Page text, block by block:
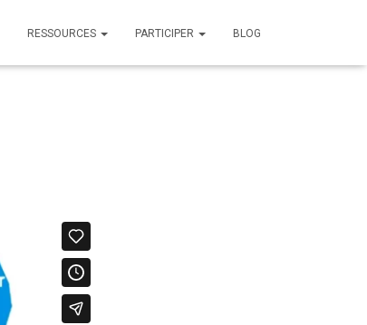
RESSOURCES PARTICIPER BLOG